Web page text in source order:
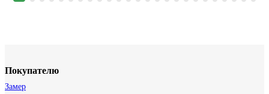
Покупателю
Замер